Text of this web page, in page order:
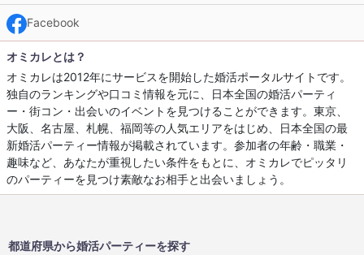
Facebook
オミカレとは？
オミカレは2012年にサービスを開始した婚活ポータルサイトです。
独自のランキングや口コミ情報を元に、日本全国の婚活パーティ
ー・街コン・出会いのイベントを見つけることができます。東京、
大阪、名古屋、札幌、福岡等の人気エリアをはじめ、日本全国の最
新婚活パーティー情報が掲載されています。参加者の年齢・職業・
趣味など、あなたが重視したい条件をもとに、オミカレでピッタリ
のパーティーを見つけ素敵なお相手と出会いましょう。
都道府県から婚活パーティーを探す